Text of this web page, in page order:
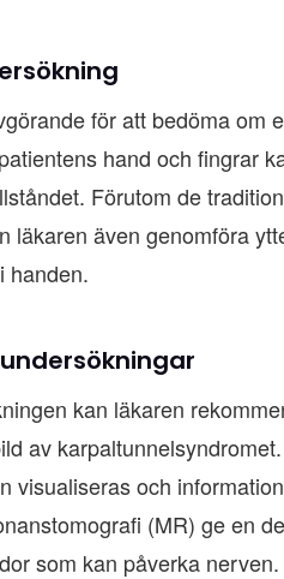
för att bedöma om
hand och fingrar
Förutom de
läkaren även genomföra
handen.
kan läkaren
av
visualiseras och
(MR) ge en
som kan påverka nerven.